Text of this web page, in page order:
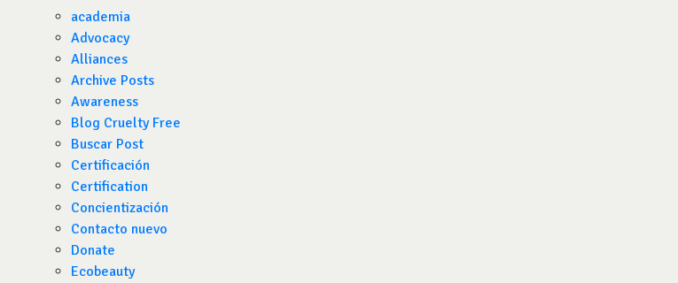
academia
Advocacy
Alliances
Archive Posts
Awareness
Blog Cruelty Free
Buscar Post
Certificación
Certification
Concientización
Contacto nuevo
Donate
Ecobeauty